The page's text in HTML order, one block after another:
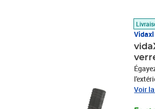
Vidaxl
petit
Voir
Prix
Prix